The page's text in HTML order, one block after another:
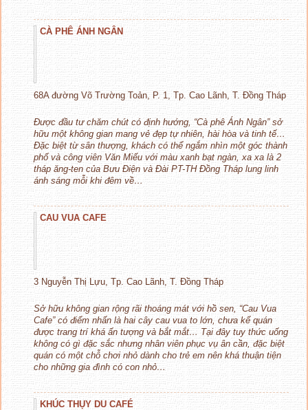
CÀ PHÊ ÁNH NGÂN
68A đường Võ Trường Toản, P. 1, Tp. Cao Lãnh, T. Đồng Tháp
Được đầu tư chăm chút có định hướng, “Cà phê Ánh Ngân” sở
hữu một không gian mang vẻ đẹp tự nhiên, hài hòa và tinh tế…
Đặc biệt từ sân thượng, khách có thể ngắm nhìn một góc thành
phố và công viên Văn Miếu với màu xanh bạt ngàn, xa xa là 2
tháp ăng-ten của Bưu Điện và Đài PT-TH Đồng Tháp lung linh
ánh sáng mỗi khi đêm về…
CAU VUA CAFE
3 Nguyễn Thị Lựu, Tp. Cao Lãnh, T. Đồng Tháp
Sở hữu không gian rộng rãi thoáng mát với hồ sen, “Cau Vua
Cafe” có điểm nhấn là hai cây cau vua to lớn, chưa kể quán
được trang trí khá ấn tượng và bắt mắt… Tại đây tuy thức uống
không có gì đặc sắc nhưng nhân viên phục vụ ân cần, đặc biệt
quán có một chỗ chơi nhỏ dành cho trẻ em nên khá thuận tiện
cho những gia đình có con nhỏ…
KHÚC THỤY DU CAFÉ